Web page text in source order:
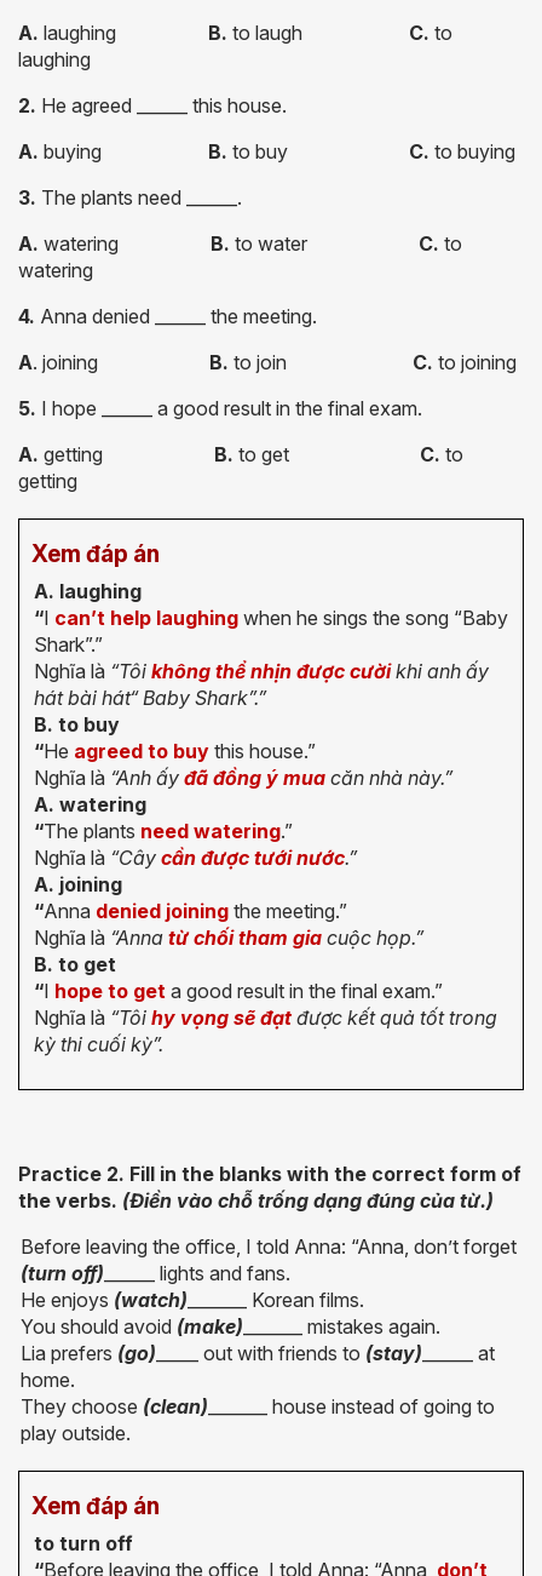
A. laughing B. to laugh C. to
laughing
2. He agreed ______ this house.
A. buying B. to buy C. to buying
3. The plants need ______.
A. watering B. to water C. to
watering
4. Anna denied ______ the meeting.
A. joining B. to join C. to joining
5. I hope ______ a good result in the final exam.
A. getting B. to get C. to
getting
Xem đáp án
A. laughing
“I can’t help laughing when he sings the song “Baby
Shark”.”
Nghĩa là “Tôi không thể nhịn được cười khi anh ấy
hát bài hát“ Baby Shark”.”
B. to buy
“He agreed to buy this house.”
Nghĩa là “Anh ấy đã đồng ý mua căn nhà này.”
A. watering
“The plants need watering.”
Nghĩa là “Cây cần được tưới nước.”
A. joining
“Anna denied joining the meeting.”
Nghĩa là “Anna từ chối tham gia cuộc họp.”
B. to get
“I hope to get a good result in the final exam.”
Nghĩa là “Tôi hy vọng sẽ đạt được kết quả tốt trong
kỳ thi cuối kỳ”.
Practice 2. Fill in the blanks with the correct form of
the verbs. (Điền vào chỗ trống dạng đúng của từ.)
Before leaving the office, I told Anna: “Anna, don’t forget
(turn off) ______ lights and fans.
He enjoys (watch) _______ Korean films.
You should avoid (make) _______ mistakes again.
Lia prefers (go) _____ out with friends to (stay) ______ at
home.
They choose (clean) _______ house instead of going to
play outside.
Xem đáp án
to turn off
“Before leaving the office, I told Anna: “Anna, don’t